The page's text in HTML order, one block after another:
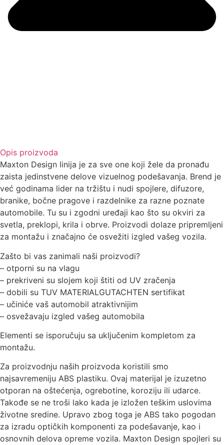
Opis proizvoda
Maxton Design linija je za sve one koji žele da pronađu
zaista jedinstvene delove vizuelnog podešavanja. Brend je
već godinama lider na tržištu i nudi spojlere, difuzore,
branike, bočne pragove i razdelnike za razne poznate
automobile. Tu su i zgodni uređaji kao što su okviri za
svetla, preklopi, krila i obrve. Proizvodi dolaze pripremljeni
za montažu i značajno će osvežiti izgled vašeg vozila.
Zašto bi vas zanimali naši proizvodi?
– otporni su na vlagu
– prekriveni su slojem koji štiti od UV zračenja
– dobili su TUV MATERIALGUTACHTEN sertifikat
– učiniće vaš automobil atraktivnijim
– osvežavaju izgled vašeg automobila
Elementi se isporučuju sa uključenim kompletom za
montažu.
Za proizvodnju naših proizvoda koristili smo
najsavremeniju ABS plastiku. Ovaj materijal je izuzetno
otporan na oštećenja, ogrebotine, koroziju ili udarce.
Takođe se ne troši lako kada je izložen teškim uslovima
životne sredine. Upravo zbog toga je ABS tako pogodan
za izradu optičkih komponenti za podešavanje, kao i
osnovnih delova opreme vozila. Maxton Design spojleri su